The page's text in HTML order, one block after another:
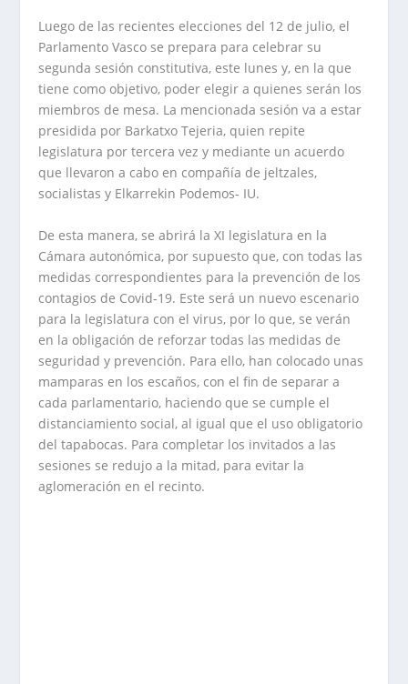
Luego de las recientes elecciones del 12 de julio, el
Parlamento Vasco se prepara para celebrar su
segunda sesión constitutiva, este lunes y, en la que
tiene como objetivo, poder elegir a quienes serán los
miembros de mesa. La mencionada sesión va a estar
presidida por Barkatxo Tejeria, quien repite
legislatura por tercera vez y mediante un acuerdo
que llevaron a cabo en compañía de jeltzales,
socialistas y Elkarrekin Podemos- IU.
De esta manera, se abrirá la XI legislatura en la
Cámara autonómica, por supuesto que, con todas las
medidas correspondientes para la prevención de los
contagios de Covid-19. Este será un nuevo escenario
para la legislatura con el virus, por lo que, se verán
en la obligación de reforzar todas las medidas de
seguridad y prevención. Para ello, han colocado unas
mamparas en los escaños, con el fin de separar a
cada parlamentario, haciendo que se cumple el
distanciamiento social, al igual que el uso obligatorio
del tapabocas. Para completar los invitados a las
sesiones se redujo a la mitad, para evitar la
aglomeración en el recinto.